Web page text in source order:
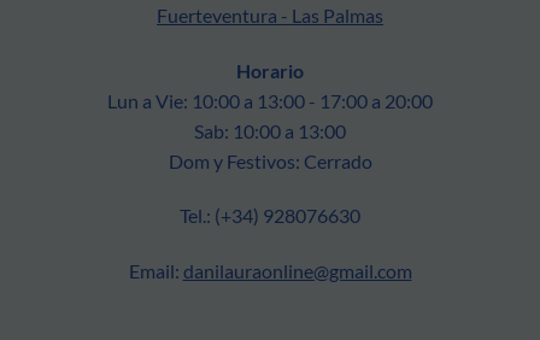
Fuerteventura - Las Palmas
Horario
Lun a Vie: 10:00 a 13:00 - 17:00 a 20:00
Sab: 10:00 a 13:00
Dom y Festivos: Cerrado
Tel.: (+34) 928076630
Email: danilauraonline@gmail.com